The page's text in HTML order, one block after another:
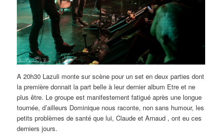
A 20h30 Lazuli monte sur scène pour un set en deux parties dont
la première donnait la part belle à leur dernier album Etre et ne
plus être. Le groupe est manifestement fatigué après une longue
tournée, d’ailleurs Dominique nous raconte, non sans humour, les
petits problèmes de santé que lui, Claude et Arnaud , ont eu ces
derniers jours.